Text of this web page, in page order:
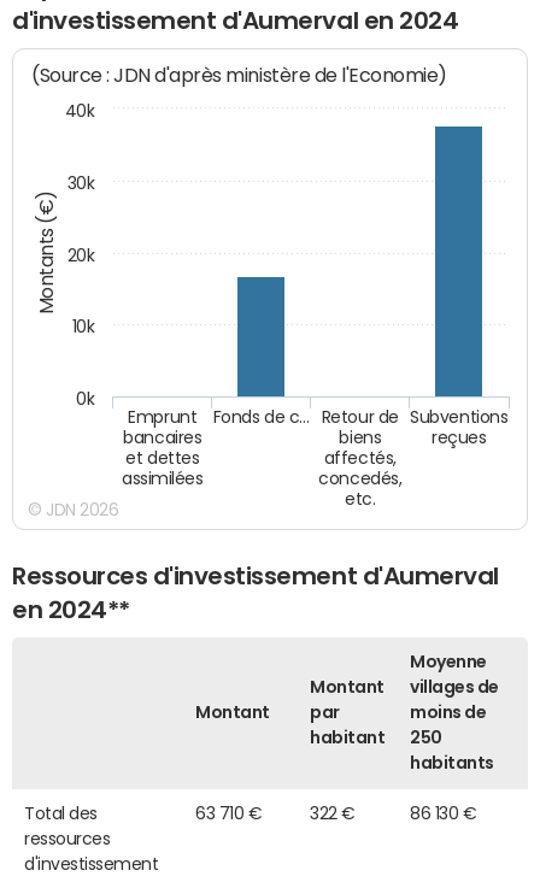
d'investissement d'Aumerval en 2024
Montants (€)
(Source : JDN d'après ministère de l'Economie)
Emprunt
bancaires
et dettes
assimilées
Fonds de c…
Retour de
biens
affectés,
concedés,
etc.
Subventions
reçues
0k
10k
20k
30k
40k
© JDN 2026
Ressources d'investissement d'Aumerval
en 2024**
Montant
Montant
par
habitant
Moyenne
villages de
moins de
250
habitants
Total des
ressources
d'investissement
63 710 € 322 € 86 130 €